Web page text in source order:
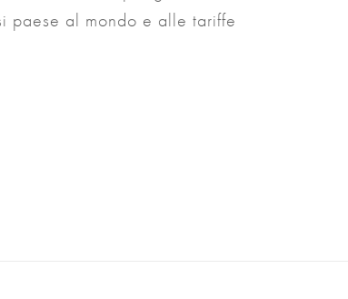
paese al mondo e alle tariffe